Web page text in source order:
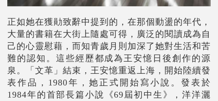
正如她在獲勛致辭中提到的，在那個動盪的年代，
大量的書籍在大街上隨處可得，廣泛的閱讀成為自
己的心靈慰藉，而知青歲月則加深了她對生活和苦
難的認知。這些經歷都成為王安憶日後創作的源
泉。「文革」結束，王安憶重返上海，開始陸續發
表作品，1980年，她正式開始寫小說。發表於
1984年的首部長篇小說《69屆初中生》，洋洋灑